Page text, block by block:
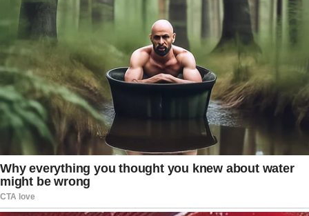
redes sociais e nos noticiários, aumentando a
exposição dos familiares.
Paralelamente, outros integrantes da família
também se pronunciaram sobre o assunto.
Daniele Bezerra, irmã de Deolane, utilizou seus
perfis para defender o direito à ampla defesa e
pedir cautela nos julgamentos feitos pela opinião
pública. A advogada destacou que os fatos
seguem sendo analisados pelas autoridades